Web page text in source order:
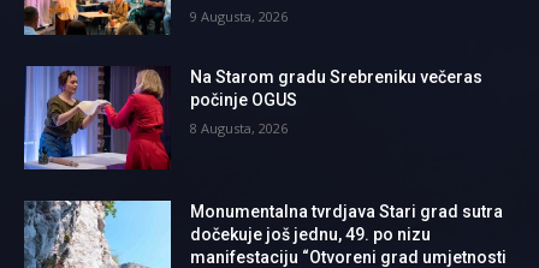
9 Augusta, 2026
Na Starom gradu Srebreniku večeras
počinje OGUS
8 Augusta, 2026
Monumentalna tvrdjava Stari grad sutra
dočekuje još jednu, 49. po nizu
manifestaciju “Otvoreni grad umjetnosti